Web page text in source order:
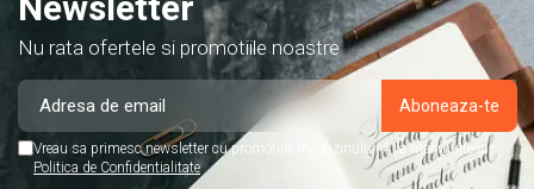
Nu rata ofertele si promotiile noastre
Vreau sa primesc newsletter cu promotiile magazinului. Afla mai multe in
Politica de Confidentialitate